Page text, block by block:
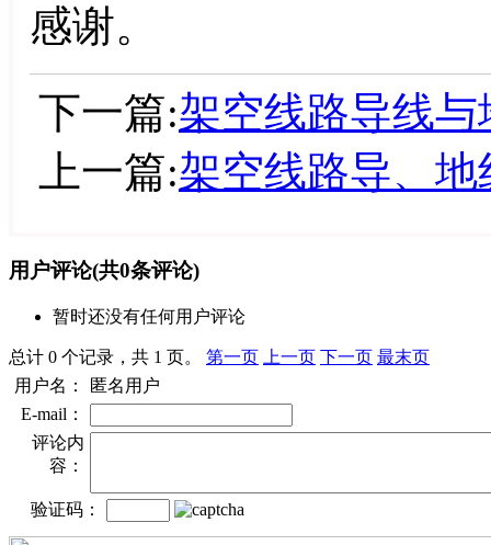
感谢。
下一篇:架空线路导线
上一篇:架空线路导、
用户评论(共0条评论)
暂时还没有任何用户评论
总计 0 个记录，共 1 页。 第一页 上一页 下一页 最末页
用户名：
匿名用户
E-mail：
评论内
容：
验证码：